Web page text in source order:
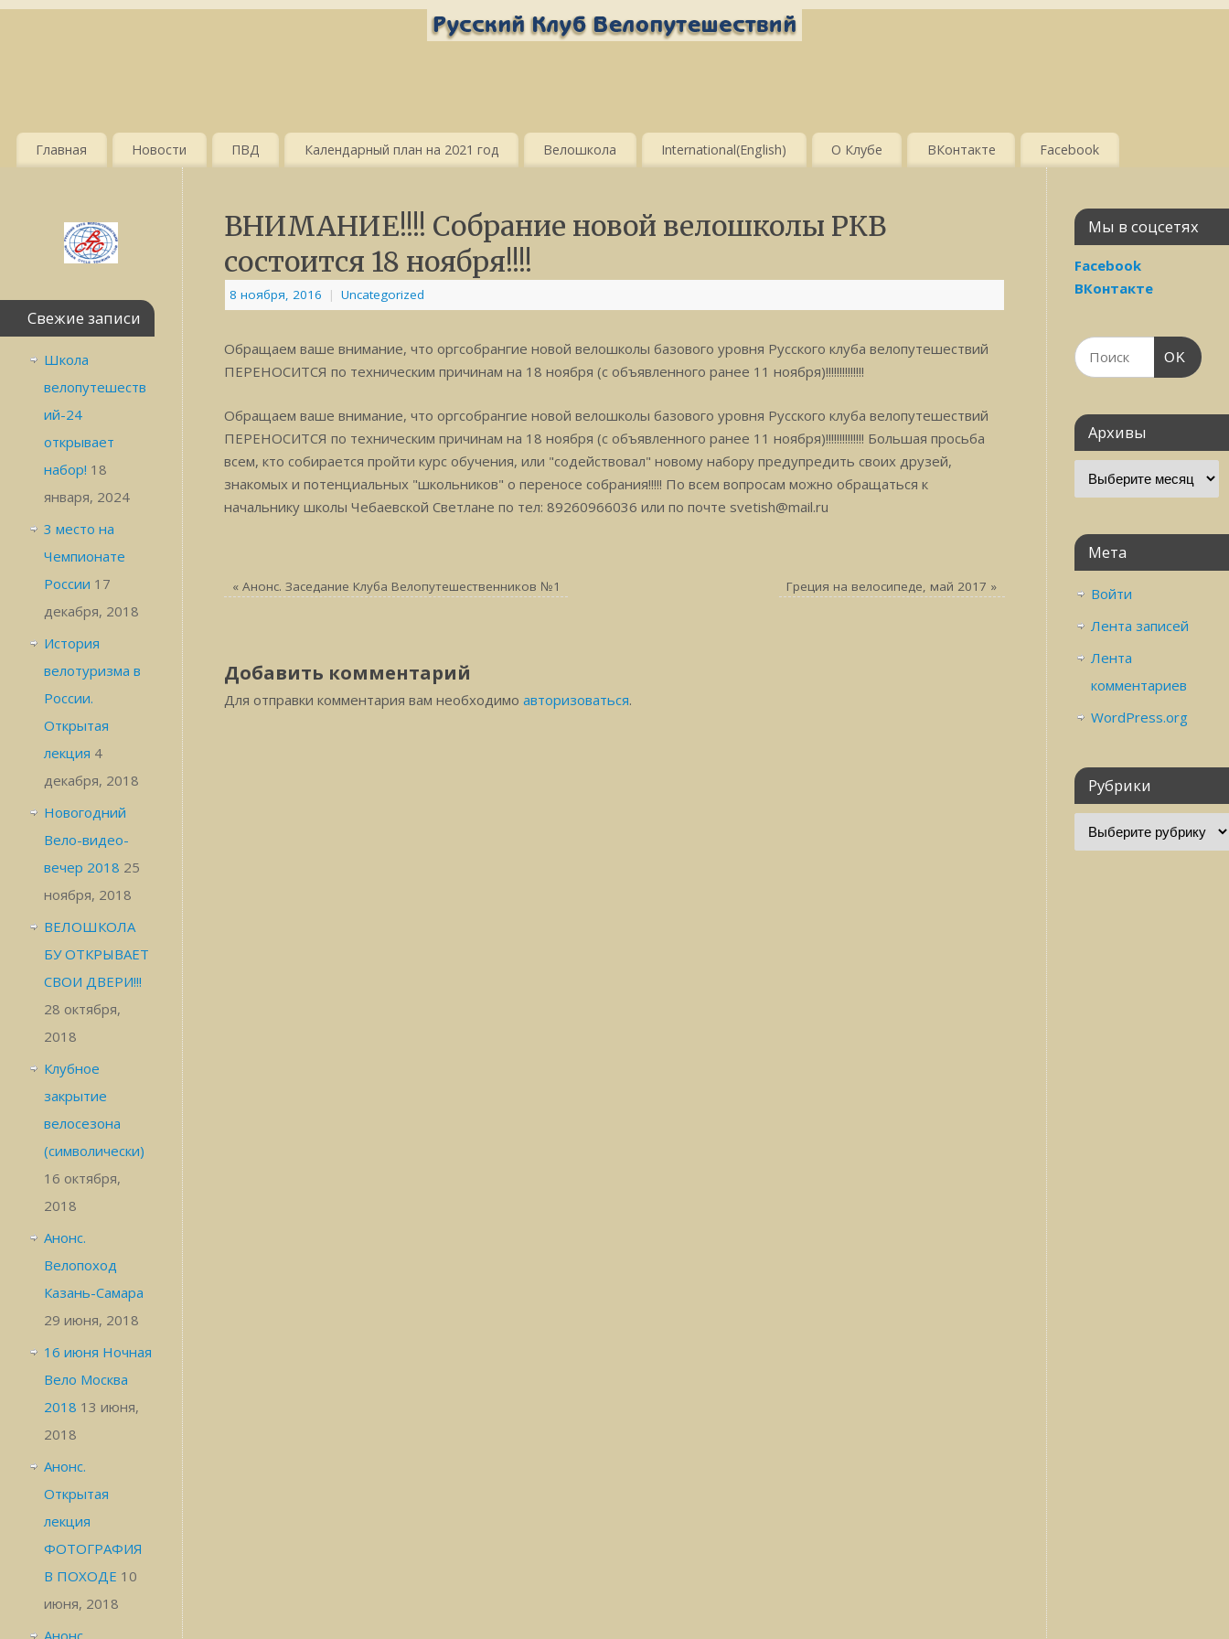
Главная Новости ПВД Календарный план на 2021 год Велошкола International(English) О Клубе ВКонтакте Facebook
ВНИМАНИЕ!!!! Собрание новой велошколы РКВ
состоится 18 ноября!!!!
8 ноября, 2016 | Uncategorized
Обращаем ваше внимание, что оргсобрангие новой велошколы базового уровня Русского клуба велопутешествий
ПЕРЕНОСИТСЯ по техническим причинам на 18 ноября (с объявленного ранее 11 ноября)!!!!!!!!!!!!!!
Обращаем ваше внимание, что оргсобрангие новой велошколы базового уровня Русского клуба велопутешествий
ПЕРЕНОСИТСЯ по техническим причинам на 18 ноября (с объявленного ранее 11 ноября)!!!!!!!!!!!!!! Большая просьба
всем, кто собирается пройти курс обучения, или "содействовал" новому набору предупредить своих друзей,
знакомых и потенциальных "школьников" о переносе собрания!!!!! По всем вопросам можно обращаться к
начальнику школы Чебаевской Светлане по тел: 89260966036 или по почте svetish@mail.ru
«Анонс. Заседание Клуба Велопутешественников №1 Греция на велосипеде, май 2017 »
Добавить комментарий
Для отправки комментария вам необходимо авторизоваться.
Свежие записи
Школа
велопутешеств
ий-24
открывает
набор! 18
января, 2024
3 место на
Чемпионате
России 17
декабря, 2018
История
велотуризма в
России.
Открытая
лекция 4
декабря, 2018
Новогодний
Вело-видео-
вечер 2018 25
ноября, 2018
ВЕЛОШКОЛА
БУ ОТКРЫВАЕТ
СВОИ ДВЕРИ!!!
28 октября,
2018
Клубное
закрытие
велосезона
(символически)
16 октября,
2018
Анонс.
Велопоход
Казань-Самара
29 июня, 2018
16 июня Ночная
Вело Москва
2018 13 июня,
2018
Анонс.
Открытая
лекция
ФОТОГРАФИЯ
В ПОХОДЕ 10
июня, 2018
Анонс.
Мы в соцсетях
Facebook
ВКонтакте
OK
Архивы
Мета
Войти
Лента записей
Лента
комментариев
WordPress.org
Рубрики